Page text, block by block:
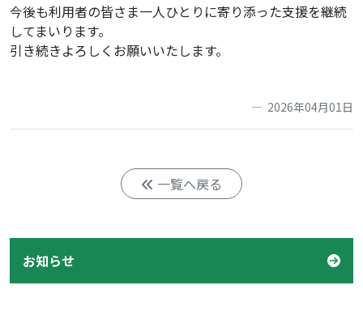
今後も利用者の皆さま一人ひとりに寄り添った支援を継続
してまいります。
引き続きよろしくお願いいたします。
2026年04月01日
一覧へ戻る
お知らせ